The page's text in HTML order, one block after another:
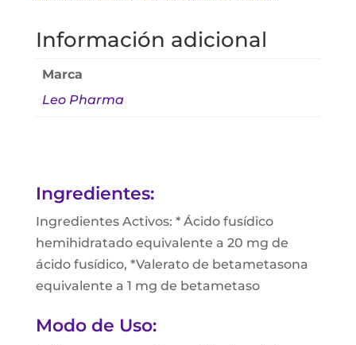
Información adicional
Marca
Leo Pharma
Ingredientes:
Ingredientes Activos: * Ácido fusídico
hemihidratado equivalente a 20 mg de
ácido fusídico, *Valerato de betametasona
equivalente a 1 mg de betametaso
Modo de Uso: